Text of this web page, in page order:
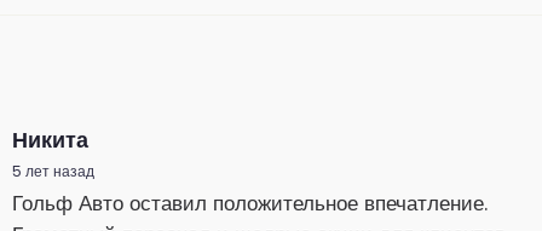
Никита
5 лет назад
Гольф Авто оставил положительное впечатление.